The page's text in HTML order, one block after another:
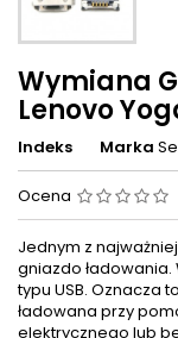
Wymiana
Lenovo
Indeks Marka
Ocena
Jednym z
gniazdo
typu USB. Oznacza
ładowana przy
elektrycznego lub